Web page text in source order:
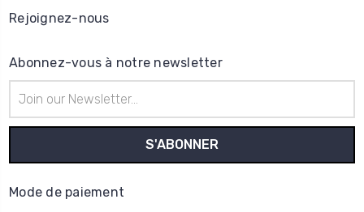
Rejoignez-nous
Abonnez-vous à notre newsletter
e-
mail
Mode de paiement